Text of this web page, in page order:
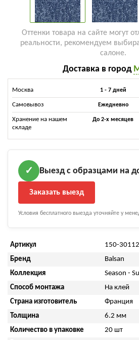
Оттенки товара на сайте могут
реальности, рекомендуем
салоне.
Доставка в город
Москва 1 - 7 дней
Самовывоз Ежедневно
Хранение на нашем
складе
До 2-х месяцев
✓ Выезд с образцами на
Заказать выезд
Условия бесплатного выезда уточняйте у
Артикул
150-
Бренд
Balsan
Коллекция
Season -
Способ монтажа
На клей
Страна изготовитель
Франция
Толщина
6.2 мм
Количество в упаковке
20 шт